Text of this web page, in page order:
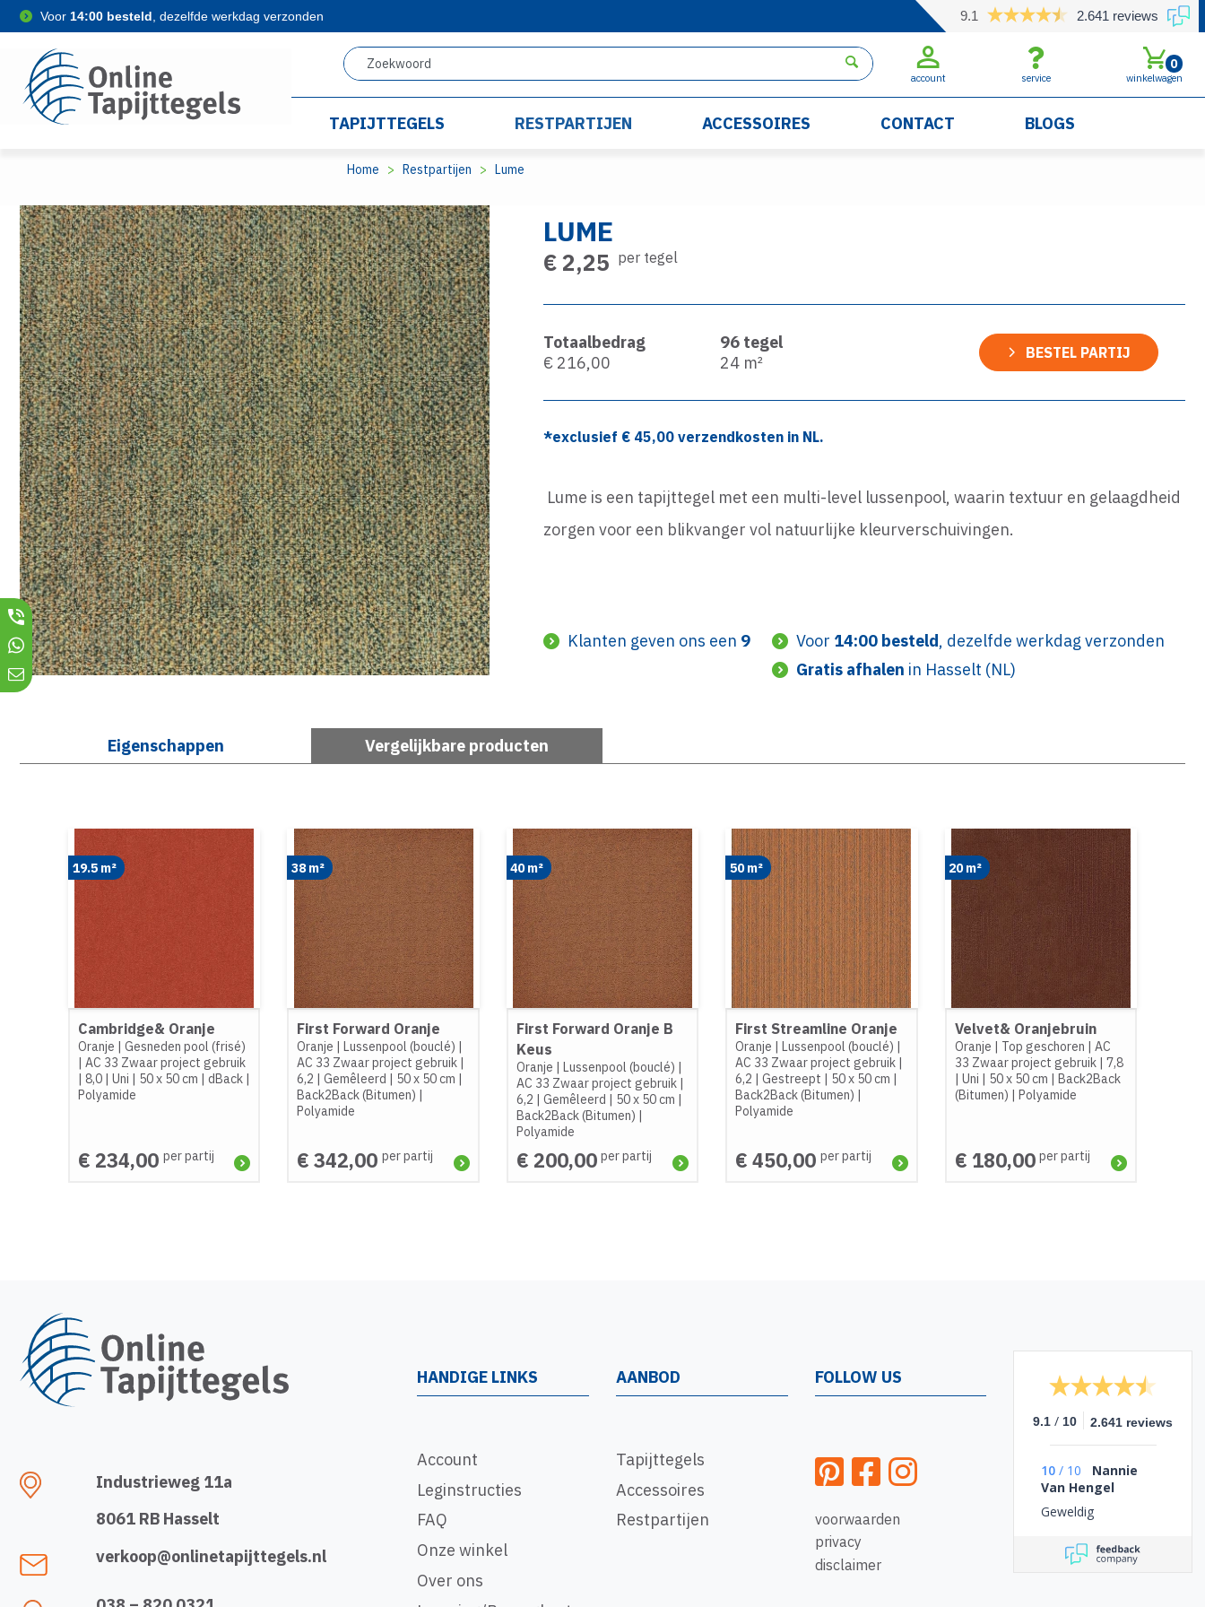
Voor 14:00 besteld , dezelfde werkdag verzonden 9.1 2.641 reviews
account service winkelwagen
0
TAPIJTTEGELS RESTPARTIJEN ACCESSOIRES CONTACT BLOGS
Home Restpartijen Lume
LUME
€ 2,25 per tegel
Totaalbedrag
€ 216,00
96 tegel
24 m² BESTEL PARTIJ
*exclusief € 45,00 verzendkosten in NL.
Lume is een tapijttegel met een multi-level lussenpool, waarin textuur en gelaagdheid
zorgen voor een blikvanger vol natuurlijke kleurverschuivingen.
Klanten geven ons een 9 Voor 14:00 besteld, dezelfde werkdag verzonden
Gratis afhalen in Hasselt (NL)
Eigenschappen Vergelijkbare producten
19.5 m²
Cambridge& Oranje
Oranje
Gesneden pool (frisé)
AC 33 Zwaar project gebruik
8,0 Uni 50 x 50 cm dBack
Polyamide
€ 234,00 per partij
38 m²
First Forward Oranje
Oranje Lussenpool (bouclé)
AC 33 Zwaar project gebruik
6,2 |Gemêleerd 50 x 50 cm
Back2Back (Bitumen)
Polyamide
€ 342,00 per partij
40 m²
First Forward Oranje B
Keus
Oranje Lussenpool (bouclé)
AC 33 Zwaar project gebruik|
6,2
Gemêleerd 50 x 50 cm
Back2Back (Bitumen)
Polyamide
€ 200,00 per partij
50 m²
First Streamline Oranje
Oranje Lussenpool (bouclé)
AC 33 Zwaar project gebruik
6,2 |Gestreept 50 x 50 cm
Back2Back (Bitumen)
Polyamide
€ 450,00 per partij
20 m²
Velvet& Oranjebruin
Oranje Top geschoren
AC
33 Zwaar project gebruik| 7,8
Uni 50 x 50 cm
Back2Back
(Bitumen)
Polyamide
€ 180,00 per partij
Industrieweg 11a
8061 RB Hasselt
verkoop@onlinetapijttegels.nl
HANDIGE LINKS
Account
Leginstructies
FAQ
Onze winkel
Over ons
AANBOD
Tapijttegels
Accessoires
Restpartijen
FOLLOW US
voorwaarden
privacy
disclaimer
9.1 / 10 2.641 reviews
10 / 10
Nannie
Van Hengel
Geweldig